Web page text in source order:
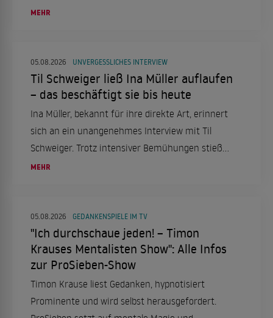
im Zentrum der Kritik.
MEHR
05.08.2026 UNVERGESSLICHES INTERVIEW
Til Schweiger ließ Ina Müller auflaufen
– das beschäftigt sie bis heute
Ina Müller, bekannt für ihre direkte Art, erinnert
sich an ein unangenehmes Interview mit Til
Schweiger. Trotz intensiver Bemühungen stieß
sie auf Ablehnung, was sie nachhaltig prägte.
MEHR
05.08.2026 GEDANKENSPIELE IM TV
"Ich durchschaue jeden! – Timon
Krauses Mentalisten Show": Alle Infos
zur ProSieben-Show
Timon Krause liest Gedanken, hypnotisiert
Prominente und wird selbst herausgefordert.